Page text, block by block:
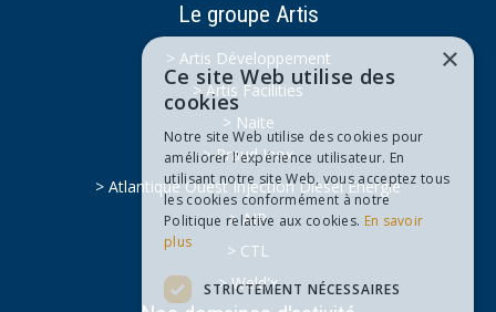
Le groupe Artis
> Artis Développement
> Artis Facilities
> Naite
> Praud Inox
> Atlantique Ouest Injection Diesel Energie
> AIP
> CTL
> Weld'x
×
Ce site Web utilise des
cookies
Notre site Web utilise des cookies pour
améliorer l'expérience utilisateur. En
utilisant notre site Web, vous acceptez tous
les cookies conformément à notre
Politique relative aux cookies. En savoir
plus
STRICTEMENT NÉCESSAIRES